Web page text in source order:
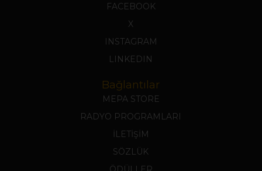
FACEBOOK
X
INSTAGRAM
LINKEDIN
Bağlantılar
MEPA STORE
RADYO PROGRAMLARI
İLETİŞİM
SÖZLÜK